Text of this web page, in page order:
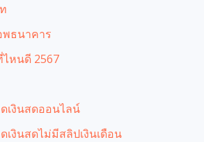
พธนาคาร
ไหนดี 2567
เงินสดออนไลน์
เงินสดไม่มีสลิปเงินเดือน